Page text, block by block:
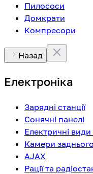
Пилососи
Домкрати
Компресори
Назад
Електроніка
Зарядні станції
Сонячні панелі
Електричні
Камери
AJAX
Рації та